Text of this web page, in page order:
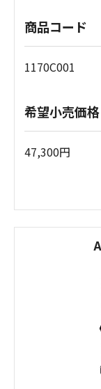
商品コード
1170C001
希望小売価格
47,300円